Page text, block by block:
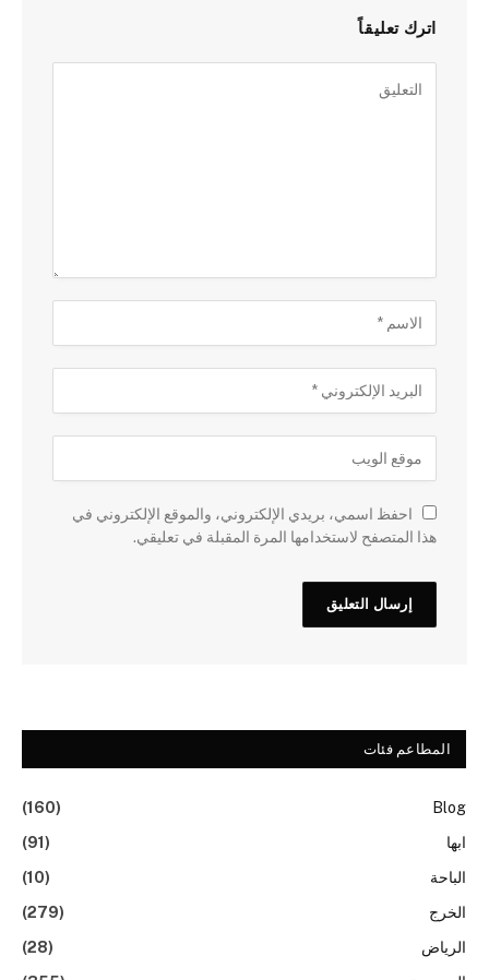
اترك تعليقاً
احفظ اسمي، بريدي الإلكتروني، والموقع الإلكتروني في
هذا المتصفح لاستخدامها المرة المقبلة في تعليقي.
المطاعم فئات
Blog
(160)
ابها
(91)
الباحة
(10)
الخرج
(279)
الرياض
(28)